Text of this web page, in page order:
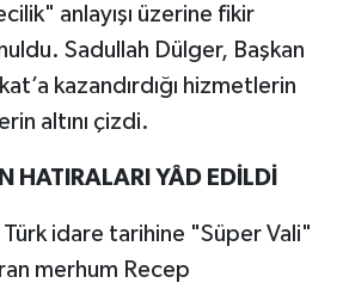
anlayışı üzerine fikir
Sadullah Dülger, Başkan
kazandırdığı hizmetlerin
altını çizdi.
HATIRALARI YÂD EDİLDİ
Türk idare tarihine "Süper Vali"
merhum Recep